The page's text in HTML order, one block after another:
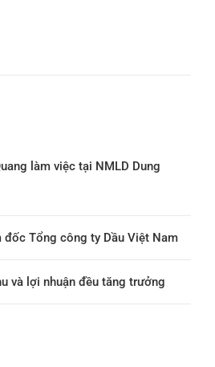
làm việc tại NMLD Dung
đốc Tổng công ty Dầu Việt Nam
và lợi nhuận đều tăng trưởng